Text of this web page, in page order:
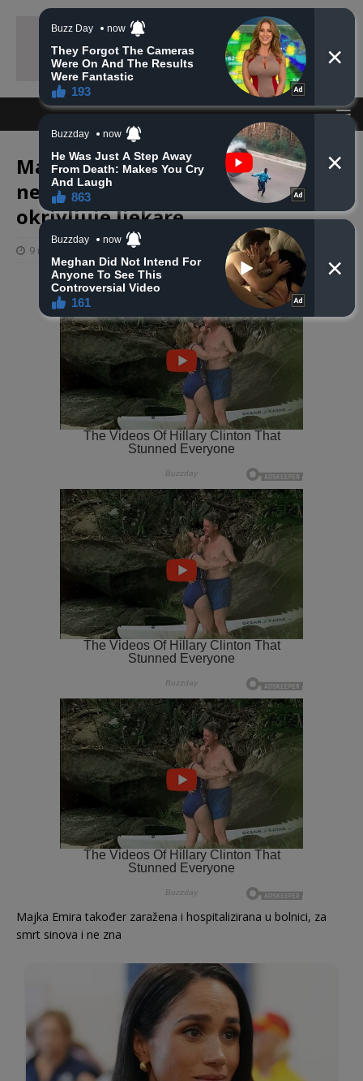
Majci još ne smiju reći da joj više
nema Adisa i Harisa, treći sin Emir
okrivljuje ljekare
9 rujna, 2020 haberhana
Majka Emira također zaražena i hospitalizirana u bolnici, za
smrt sinova i ne zna